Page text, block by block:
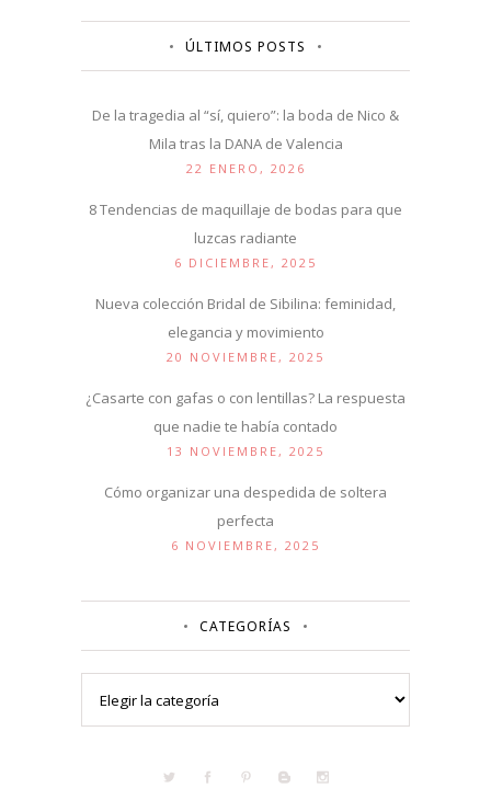
ÚLTIMOS POSTS
De la tragedia al “sí, quiero”: la boda de Nico &
Mila tras la DANA de Valencia
22 ENERO, 2026
8 Tendencias de maquillaje de bodas para que
luzcas radiante
6 DICIEMBRE, 2025
Nueva colección Bridal de Sibilina: feminidad,
elegancia y movimiento
20 NOVIEMBRE, 2025
¿Casarte con gafas o con lentillas? La respuesta
que nadie te había contado
13 NOVIEMBRE, 2025
Cómo organizar una despedida de soltera
perfecta
6 NOVIEMBRE, 2025
CATEGORÍAS